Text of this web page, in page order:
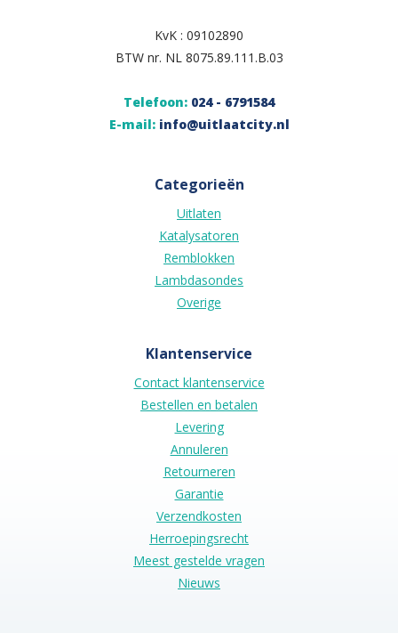
KvK : 09102890
BTW nr. NL 8075.89.111.B.03
Telefoon: 024 - 6791584
E-mail: info@uitlaatcity.nl
Categorieën
Uitlaten
Katalysatoren
Remblokken
Lambdasondes
Overige
Klantenservice
Contact klantenservice
Bestellen en betalen
Levering
Annuleren
Retourneren
Garantie
Verzendkosten
Herroepingsrecht
Meest gestelde vragen
Nieuws